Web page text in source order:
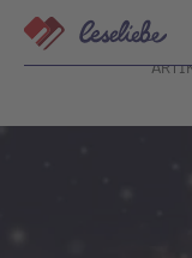
Direkt
zum
Inhalt